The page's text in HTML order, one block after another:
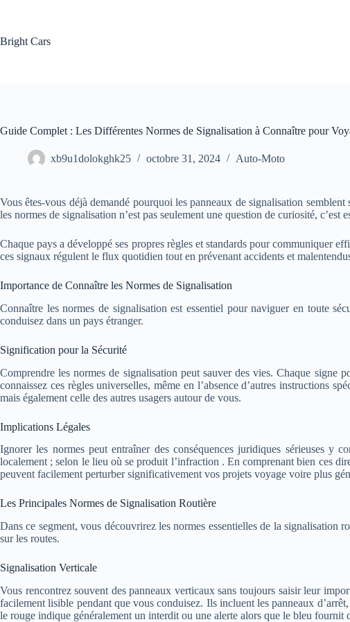
Bright Cars
Guide Complet : Les Différentes Normes de Signalisation à Connaître pour
xb9u1dolokghk25 octobre 31, 2024 Auto-Moto
Vous êtes-vous déjà demandé pourquoi les panneaux de signalisation
les normes de signalisation n’est pas seulement une question de curiosité,
Chaque pays a développé ses propres règles et standards pour communiquer
ces signaux régulent le flux quotidien tout en prévenant accidents et
Importance de Connaître les Normes de Signalisation
Connaître les normes de signalisation est essentiel pour naviguer en toute
conduisez dans un pays étranger.
Signification pour la Sécurité
Comprendre les normes de signalisation peut sauver des vies. Chaque
connaissez ces règles universelles, même en l’absence d’autres instructions
mais également celle des autres usagers autour de vous.
Implications Légales
Ignorer les normes peut entraîner des conséquences juridiques sérieuses y
localement ; selon le lieu où se produit l’infraction . En comprenant bien ces
peuvent facilement perturber significativement vos projets voyage voire plus
Les Principales Normes de Signalisation Routière
Dans ce segment, vous découvrirez les normes essentielles de la signalisation
sur les routes.
Signalisation Verticale
Vous rencontrez souvent des panneaux verticaux sans toujours saisir leur
facilement lisible pendant que vous conduisez. Ils incluent les panneaux
le rouge indique généralement un interdit ou une alerte alors que le bleu fournit